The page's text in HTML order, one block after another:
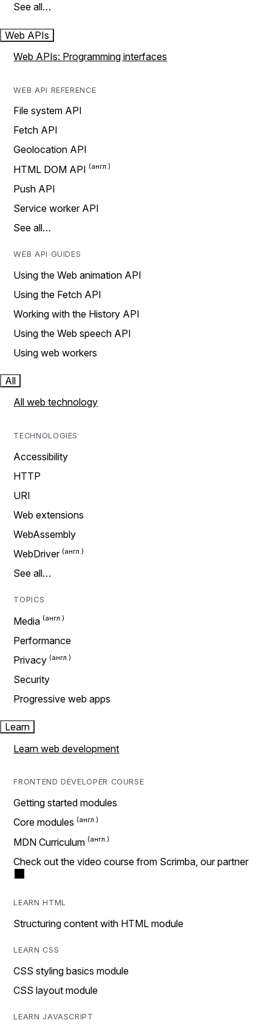
See all…
Web APIs
Web APIs: Programming interfaces
WEB API REFERENCE
File system API
Fetch API
Geolocation API
HTML DOM API
Push API
Service worker API
See all…
WEB API GUIDES
Using the Web animation API
Using the Fetch API
Working with the History API
Using the Web speech API
Using web workers
All
All web technology
TECHNOLOGIES
Accessibility
HTTP
URI
Web extensions
WebAssembly
WebDriver
See all…
TOPICS
Media
Performance
Privacy
Security
Progressive web apps
Learn
Learn web development
FRONTEND DEVELOPER COURSE
Getting started modules
Core modules
MDN Curriculum
Check out the video course from Scrimba, our partner
LEARN HTML
Structuring content with HTML module
LEARN CSS
CSS styling basics module
CSS layout module
LEARN JAVASCRIPT